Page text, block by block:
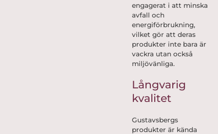
engagerat i att minska
avfall och
energiförbrukning,
vilket gör att deras
produkter inte bara är
vackra utan också
miljövänliga.
Långvarig
kvalitet
Gustavsbergs
produkter är kända